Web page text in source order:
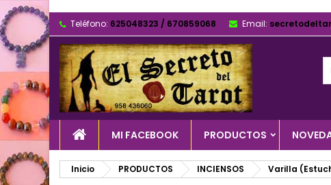
Teléfono: 625048323 / 670859068 Email:
MI FACEBOOK PRODUCTOS
Inicio PRODUCTOS INCIENSOS Varilla